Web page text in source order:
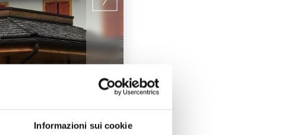
Informazioni sui cookie